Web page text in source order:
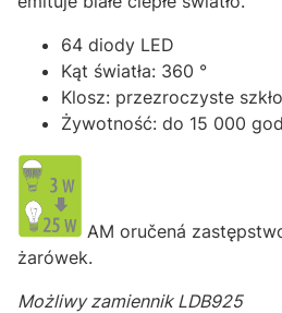
64 diody LED
Kąt światła: 360 °
Klosz: przezroczyste szkło
Żywotność: do 15 000
AM oručená
żarówek.
Możliwy zamiennik LDB925